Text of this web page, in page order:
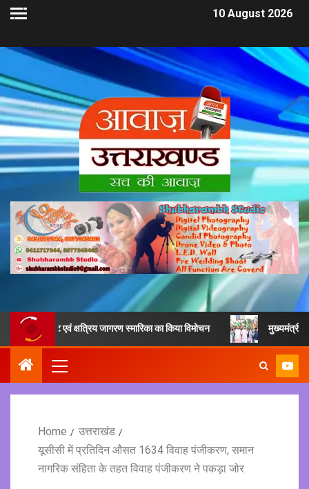
10 August 2026
एवं क्षत्रिय जागरण स्मारिका का किया विमोचन मुख्यमंत्री ने हर घर
Home
उत्तराखंड
यूसीसी में प्रतिदिन औसत 1634 विवाह पंजीकरण, समान
नागरिक संहिता के तहत विवाह पंजीकरण ने पकड़ा जोर